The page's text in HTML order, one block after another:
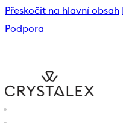
Přeskočit na hlavní obsah
Podpora